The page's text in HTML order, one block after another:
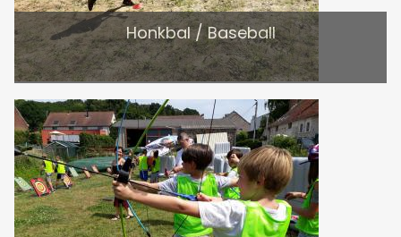
Honkbal / Baseball